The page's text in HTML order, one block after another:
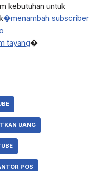
kebutuhan untuk
�menambah subscriber
tayang�
UANG
POS